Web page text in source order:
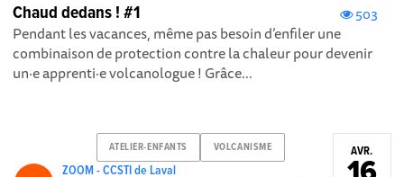
503
Chaud dedans ! #1
Pendant les vacances, même pas besoin d’enfiler une
combinaison de protection contre la chaleur pour devenir
un·e apprenti·e volcanologue ! Grâce...
ATELIER-ENFANTS VOLCANISME
ZOOM - CCSTI de Laval
AVR.